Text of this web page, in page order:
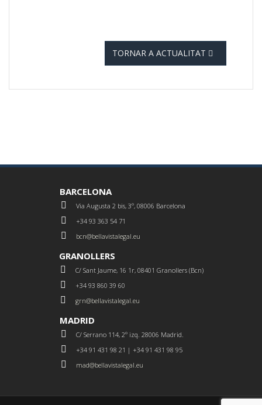
TORNAR A ACTUALITAT
BARCELONA
Via Augusta 2 bis, 3º, 08006 Barcelona
+34 93 363 54 71
bcn@bellavistalegal.eu
GRANOLLERS
C/ Sant Jaume, 16 1r, 08401 Granollers (Bcn)
+34 93 860 39 60
grn@bellavistalegal.eu
MADRID
C/ Serrano 114, 2º izq. 28006 Madrid.
+34 91 431 98 21 | +34 91 431 98 95
mad@bellavistalegal.eu